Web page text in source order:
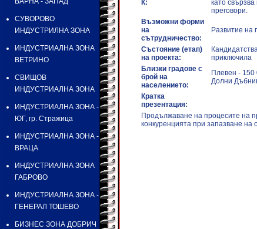
СУВОРОВО
ИНДУСТРИЛНА ЗОНА
ИНДУСТРИАЛНА ЗОНА
ВЕТРИНО
СВИЩОВ
ИНДУСТРИАЛНА ЗОНА
ИНДУСТРИАЛНА ЗОНА -
ЮГ, гр. Стражица
ИНДУСТРИАЛНА ЗОНА -
ВРАЦА
ИНДУСТРИАЛНА ЗОНА
ГАБРОВО
ИНДУСТРИАЛНА ЗОНА -
ГЕНЕРАЛ ТОШЕВО
БИЗНЕС ЗОНА ДОБРИЧ
К:
като
преговори.
Възможни форми
на
сътрудничество:
Развитие на
Състояние (етап)
на проекта:
приключила
Близки градове с
брой на
населението:
Плевен -
Долни
Кратка
презентация:
Продължаване на процесите на
конкуренцията при запазване на